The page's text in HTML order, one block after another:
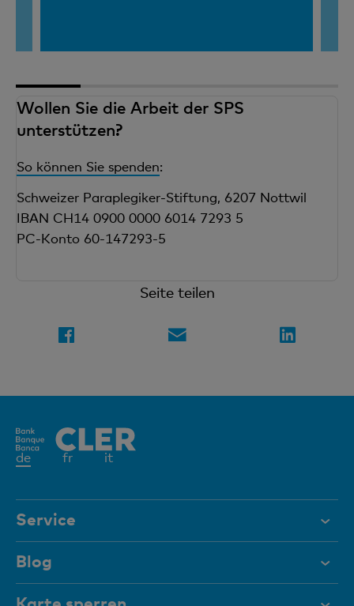
1
Wollen Sie die Arbeit der SPS
unterstützen?
So können Sie spenden:
Schweizer Paraplegiker-Stiftung, 6207 Nottwil
IBAN CH14 0900 0000 6014 7293 5
PC-Konto 60-147293-5
Seite teilen
deAktives
fr it
Service
Hilfe & Kontakt
Dokumente
Blog